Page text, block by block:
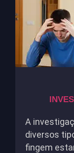
A
diversos
fingem